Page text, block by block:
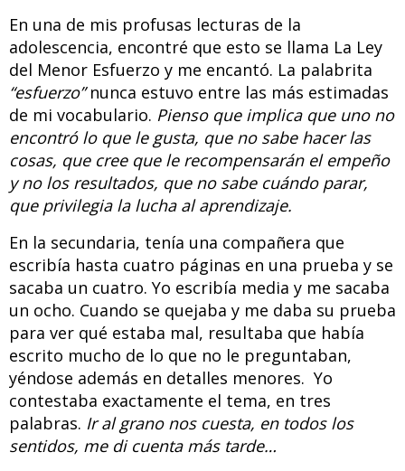
En una de mis profusas lecturas de la
adolescencia, encontré que esto se llama La Ley
del Menor Esfuerzo y me encantó. La palabrita
“esfuerzo”nunca estuvo entre las más estimadas
de mi vocabulario. Pienso que implica que uno no
encontró lo que le gusta, que no sabe hacer las
cosas, que cree que le recompensarán el empeño
y no los resultados, que no sabe cuándo parar,
que privilegia la lucha al aprendizaje.
En la secundaria, tenía una compañera que
escribía hasta cuatro páginas en una prueba y se
sacaba un cuatro. Yo escribía media y me sacaba
un ocho. Cuando se quejaba y me daba su prueba
para ver qué estaba mal, resultaba que había
escrito mucho de lo que no le preguntaban,
yéndose además en detalles menores. Yo
contestaba exactamente el tema, en tres
palabras. Ir al grano nos cuesta, en todos los
sentidos, me di cuenta más tarde…